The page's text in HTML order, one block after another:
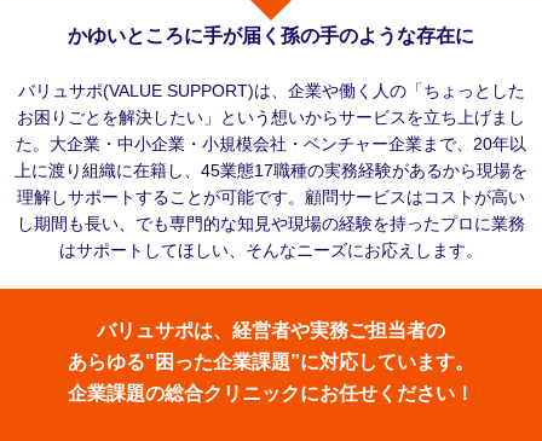
かゆいところに手が届く孫の手のような存在に
バリュサポ(VALUE SUPPORT)は、企業や働く人の「ちょっとした
お困りごとを解決したい」という想いからサービスを立ち上げまし
た。大企業・中小企業・小規模会社・ベンチャー企業まで、20年以
上に渡り組織に在籍し、45業態17職種の実務経験があるから現場を
理解しサポートすることが可能です。顧問サービスはコストが高い
し期間も長い、でも専門的な知見や現場の経験を持ったプロに業務
はサポートしてほしい、そんなニーズにお応えします。
バリュサポは、経営者や実務ご担当者の
あらゆる"困った企業課題”に対応しています。
企業課題の総合クリニックにお任せください！